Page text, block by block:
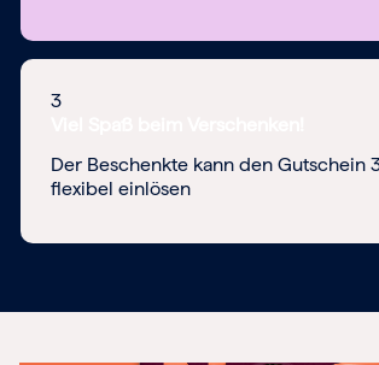
3
Der Beschenkte kann den Gutschein
flexibel einlösen